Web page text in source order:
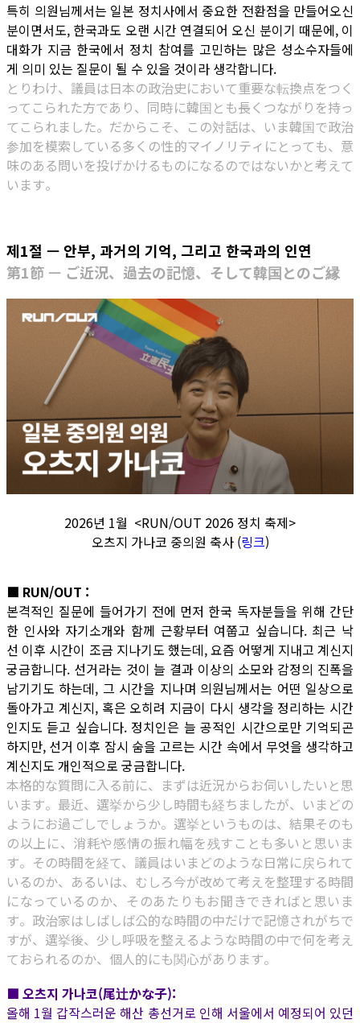
특히 의원님께서는 일본 정치사에서 중요한 전환점을 만들어오신
분이면서도, 한국과도 오랜 시간 연결되어 오신 분이기 때문에, 이
대화가 지금 한국에서 정치 참여를 고민하는 많은 성소수자들에
게 의미 있는 질문이 될 수 있을 것이라 생각합니다.
とりわけ、議員は日本の政治史において重要な転換点をつく
ってこられた方であり、同時に韓国とも長くつながりを持っ
てこられました。だからこそ、この対話は、いま韓国で政治
参加を模索している多くの性的マイノリティにとっても、意
味のある問いを投げかけるものになるのではないかと考えて
います。
제1절 — 안부, 과거의 기억, 그리고 한국과의 인연
第1節 — ご近況、過去の記憶、そして韓国とのご縁
2026년 1월 <RUN/OUT 2026 정치 축제>
오츠지 가나코 중의원 축사 (링크)
■ RUN/OUT :
본격적인 질문에 들어가기 전에 먼저 한국 독자분들을 위해 간단
한 인사와 자기소개와 함께 근황부터 여쭙고 싶습니다. 최근 낙
선 이후 시간이 조금 지나기도 했는데, 요즘 어떻게 지내고 계신지
궁금합니다. 선거라는 것이 늘 결과 이상의 소모와 감정의 진폭을
남기기도 하는데, 그 시간을 지나며 의원님께서는 어떤 일상으로
돌아가고 계신지, 혹은 오히려 지금이 다시 생각을 정리하는 시간
인지도 듣고 싶습니다. 정치인은 늘 공적인 시간으로만 기억되곤
하지만, 선거 이후 잠시 숨을 고르는 시간 속에서 무엇을 생각하고
계신지도 개인적으로 궁금합니다.
本格的な質問に入る前に、まずは近況からお伺いしたいと思
います。最近、選挙から少し時間も経ちましたが、いまどの
ようにお過ごしでしょうか。選挙というものは、結果そのも
の以上に、消耗や感情の振れ幅を残すことも多いと思いま
す。その時間を経て、議員はいまどのような日常に戻られて
いるのか、あるいは、むしろ今が改めて考えを整理する時間
になっているのか、そのあたりもお聞きできればと思いま
す。政治家はしばしば公的な時間の中だけで記憶されがちで
すが、選挙後、少し呼吸を整えるような時間の中で何を考え
ておられるのか、個人的にも関心があります。
■ 오츠지 가나코(尾辻かな子):
올해 1월 갑작스러운 해산 총선거로 인해 서울에서 예정되어 있던